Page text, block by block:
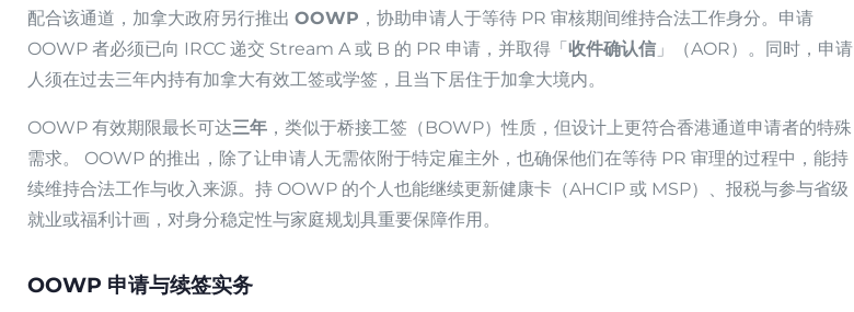
配合该通道，加拿大政府另行推出 OOWP ，协助申请人于等待 PR 审核期间维持合法工作身分。申请
OOWP 者必须已向 IRCC 递交 Stream A 或 B 的 PR 申请，并取得「 收件确认信 」（AOR）。同时，申请
人须在过去三年内持有加拿大有效工签或学签，且当下居住于加拿大境内。
OOWP 有效期限最长可达三年 ，类似于桥接工签（BOWP）性质，但设计上更符合香港通道申请者的特殊
需求。 OOWP 的推出，除了让申请人无需依附于特定雇主外，也确保他们在等待 PR 审理的过程中，能持
续维持合法工作与收入来源。持 OOWP 的个人也能继续更新健康卡（AHCIP 或 MSP）、报税与参与省级
就业或福利计画，对身分稳定性与家庭规划具重要保障作用。
OOWP 申请与续签实务